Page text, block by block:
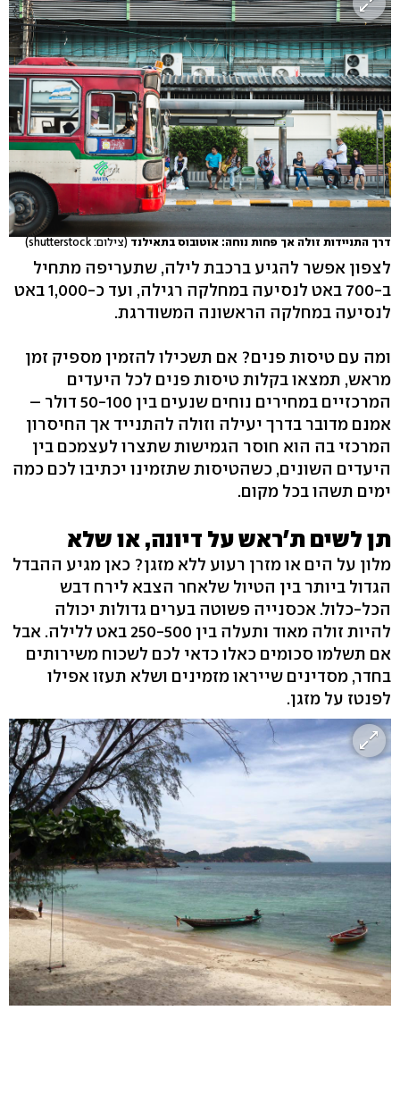
דרך התניידות זולה אך פחות נוחה: אוטובוס בתאילנד (צילום: shutterstock)
לצפון אפשר להגיע ברכבת לילה, שתעריפה מתחיל
ב-700 באט לנסיעה במחלקה רגילה, ועד כ-1,000 באט
לנסיעה במחלקה הראשונה המשודרגת.
ומה עם טיסות פנים? אם תשכילו להזמין מספיק זמן
מראש, תמצאו בקלות טיסות פנים לכל היעדים
המרכזיים במחירים נוחים שנעים בין 50-100 דולר –
אמנם מדובר בדרך יעילה וזולה להתנייד אך החיסרון
המרכזי בה הוא חוסר הגמישות שתצרו לעצמכם בין
היעדים השונים, כשהטיסות שתזמינו יכתיבו לכם כמה
ימים תשהו בכל מקום.
תן לשים ת'ראש על דיונה, או שלא
מלון על הים או מזרן רעוע ללא מזגן? כאן מגיע ההבדל
הגדול ביותר בין הטיול שלאחר הצבא לירח דבש
הכל-כלול. אכסנייה פשוטה בערים גדולות יכולה
להיות זולה מאוד ותעלה בין 250-500 באט ללילה. אבל
אם תשלמו סכומים כאלו כדאי לכם לשכוח משירותים
בחדר, מסדינים שייראו מזמינים ושלא תעזו אפילו
לפנטז על מזגן.